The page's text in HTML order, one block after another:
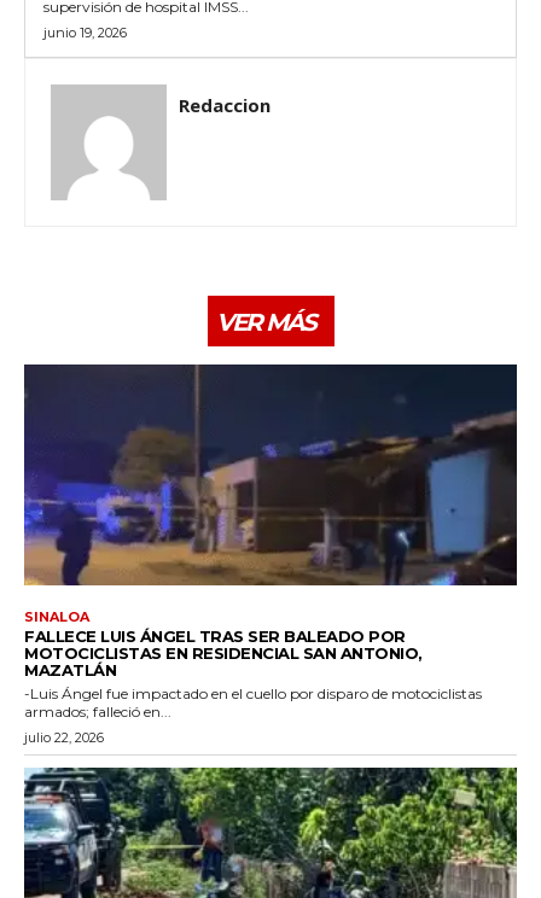
supervisión de hospital IMSS...
junio 19, 2026
Redaccion
VER MÁS
SINALOA
FALLECE LUIS ÁNGEL TRAS SER BALEADO POR
MOTOCICLISTAS EN RESIDENCIAL SAN ANTONIO,
MAZATLÁN
-Luis Ángel fue impactado en el cuello por disparo de motociclistas
armados; falleció en...
julio 22, 2026